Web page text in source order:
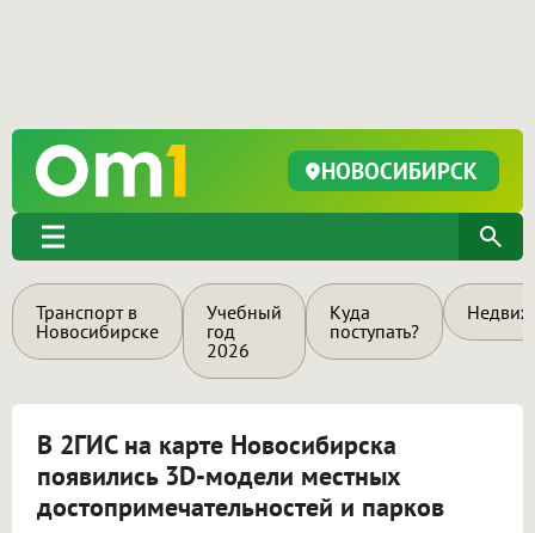
НОВОСИБИРСК
Транспорт в
Новосибирске
Учебный
год
2026
Куда
поступать?
В 2ГИС на карте Новосибирска
появились 3D-модели местных
достопримечательностей и парков